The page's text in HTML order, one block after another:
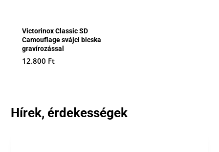
Victorinox Classic SD
Camouflage svájci bicska
gravírozással
12.800 Ft
Hírek, érdekességek